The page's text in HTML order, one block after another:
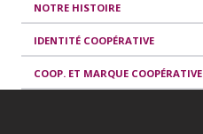
NOTRE HISTOIRE
IDENTITÉ COOPÉRATIVE
COOP. ET MARQUE COOPÉRATIVE